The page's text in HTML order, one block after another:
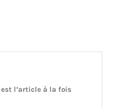
l’article à la fois